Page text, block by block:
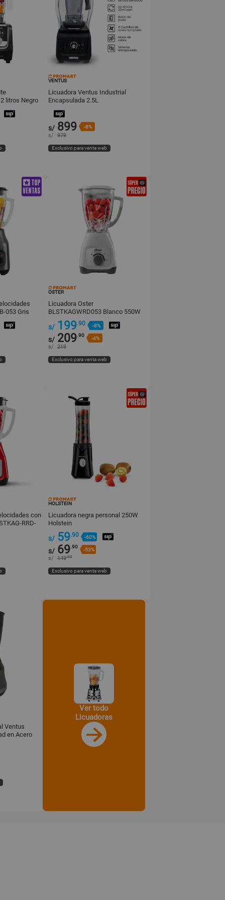
litros Negro
VENTUS
Licuadora Ventus Industrial
Encapsulada 2.5L
s/ 899 -8%
s/ 979
Exclusivo para venta web
053 Gris
OSTER
Licuadora Oster
BLSTKAGWRD053 Blanco 550W
s/ 199.90 -8%
s/ 209.90
-4%
s/ 219
Exclusivo para venta web
con
RRD-
HOLSTEIN
Licuadora negra personal 250W
Holstein
s/ 59.90 -60%
s/ 69.90
-53%
s/ 149.90
Exclusivo para venta web
Ventus
en Acero
Ver todo
Licuadoras